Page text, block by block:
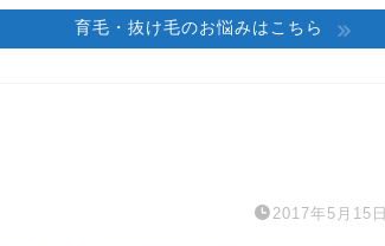
育毛・抜け毛のお悩みはこちら
2017年5月15日